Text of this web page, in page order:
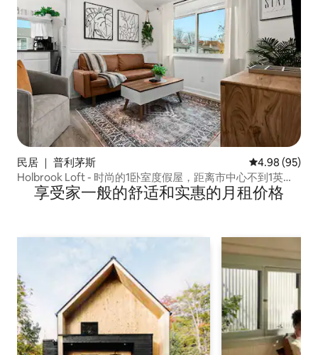
民居 ｜ 普利茅斯 平均评分 4.98
4.98 (95)
Holbrook Loft - 时尚的1卧室度假屋，距离市中心不到1英
里！享受家一般的舒适和实惠的月租价格